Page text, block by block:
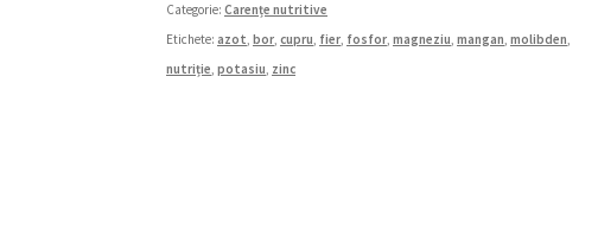
Categorie:Carențe nutritive
Etichete:azot,bor,cupru, fier, fosfor,magneziu,mangan,molibden,
nutriție,potasiu, zinc